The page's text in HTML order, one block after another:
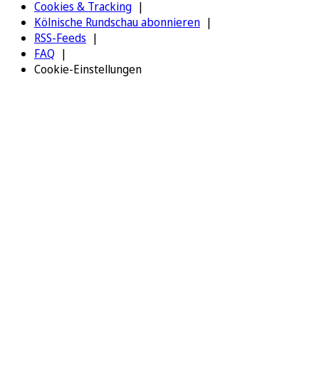
Cookies & Tracking
Kölnische Rundschau abonnieren
RSS-Feeds
FAQ
Cookie-Einstellungen